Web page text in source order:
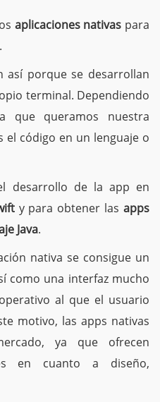
aplicaciones nativas para
.
así porque se desarrollan
terminal. Dependiendo
que queramos nuestra
el código en un lenguaje o
desarrollo de la app en
y para obtener las apps
Java.
nativa se consigue un
como una interfaz mucho
al que el usuario
motivo, las apps nativas
ya que ofrecen
en cuanto a diseño,